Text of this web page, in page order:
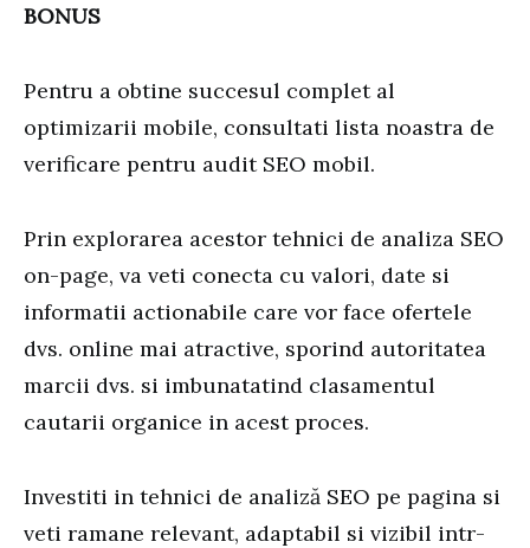
BONUS
Pentru a obtine succesul complet al
optimizarii mobile, consultati lista noastra de
verificare pentru audit SEO mobil.
Prin explorarea acestor tehnici de analiza SEO
on-page, va veti conecta cu valori, date si
informatii actionabile care vor face ofertele
dvs. online mai atractive, sporind autoritatea
marcii dvs. si imbunatatind clasamentul
cautarii organice in acest proces.
Investiti in tehnici de analiză SEO pe pagina si
veti ramane relevant, adaptabil si vizibil intr-